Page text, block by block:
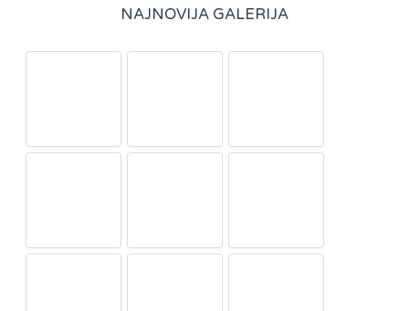
NAJNOVIJA GALERIJA